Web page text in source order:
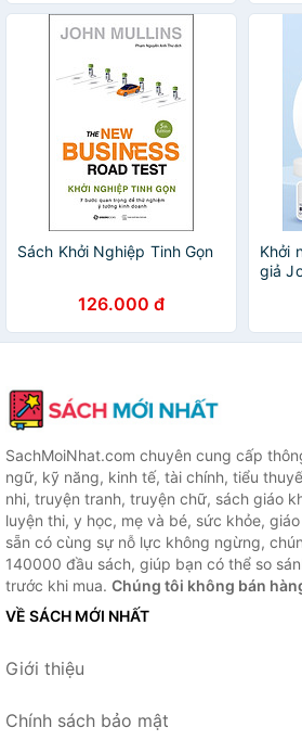
Sách Khởi Nghiệp Tinh Gọn
126.000 đ
Khởi
giả
SachMoiNhat.com chuyên cung cấp
ngữ, kỹ năng, kinh tế, tài chính, tiểu
nhi, truyện tranh, truyện chữ, sách giáo
luyện thi, y học, mẹ và bé, sức khỏe,
sẵn có cùng sự nỗ lực không ngừng,
140000 đầu sách, giúp bạn có thể so
trước khi mua. Chúng tôi không bán
VỀ SÁCH MỚI NHẤT
Giới thiệu
Chính sách bảo mật